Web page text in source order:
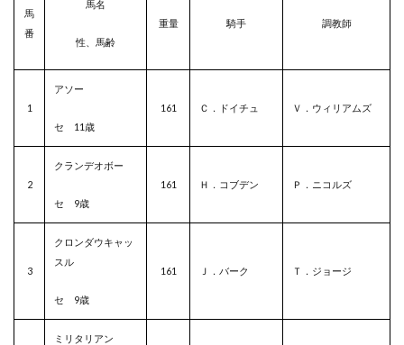
馬
番
馬名
性、馬齢
重量 騎手 調教師
1
アソー
セ 11歳
161 Ｃ．ドイチュ Ｖ．ウィリアムズ
2
クランデオボー
セ 9歳
161 Ｈ．コブデン Ｐ．ニコルズ
3
クロンダウキャッ
スル
セ 9歳
161 Ｊ．バーク Ｔ．ジョージ
ミリタリアン